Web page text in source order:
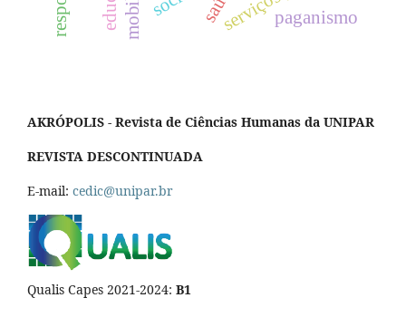
paganismo
AKRÓPOLIS - Revista de Ciências Humanas da UNIPAR
REVISTA DESCONTINUADA
E-mail: cedic@unipar.br
Qualis Capes 2021-2024: B1